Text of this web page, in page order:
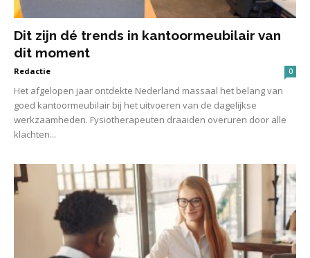
Dit zijn dé trends in kantoormeubilair van
dit moment
Redactie 0
Het afgelopen jaar ontdekte Nederland massaal het belang van
goed kantoormeubilair bij het uitvoeren van de dagelijkse
werkzaamheden. Fysiotherapeuten draaiden overuren door alle
klachten...